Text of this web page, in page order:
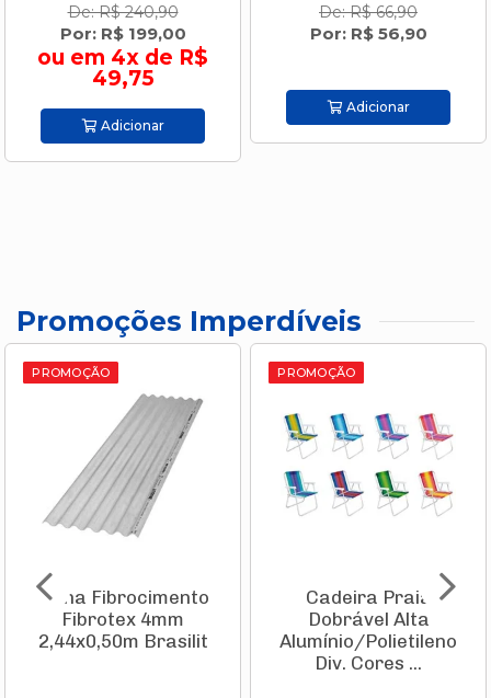
De: R$ 240,90
Por: R$ 199,00
ou em 4x de R$
49,75
Adicionar
De: R$ 66,90
Por: R$ 56,90
Adicionar
Promoções Imperdíveis
PROMOÇÃO
Telha Fibrocimento
Fibrotex 4mm
2,44x0,50m Brasilit
PROMOÇÃO
Cadeira Praia
Dobrável Alta
Alumínio/Polietileno
Div. Cores ...